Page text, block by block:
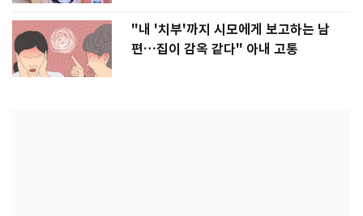
"내 '치부'까지 시모에게 보고하는 남
편…집이 감옥 같다" 아내 고통